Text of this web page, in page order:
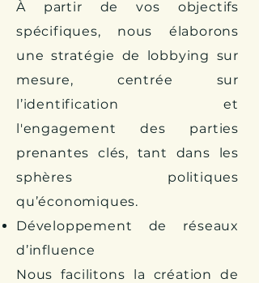
À partir de vos objectifs
spécifiques, nous élaborons
une stratégie de lobbying sur
mesure, centrée sur
l’identification et
l'engagement des parties
prenantes clés, tant dans les
sphères politiques
qu’économiques.
Développement de réseaux
d’influence
Nous facilitons la création de